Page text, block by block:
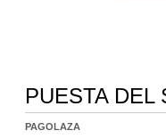
PUESTA DEL
PAGOLAZA